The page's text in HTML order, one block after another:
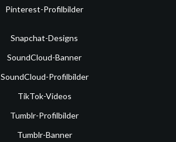
Pinterest-Profilbilder
Snapchat-Designs
SoundCloud-Banner
SoundCloud-Profilbilder
TikTok-Videos
Tumblr-Profilbilder
Tumblr-Banner